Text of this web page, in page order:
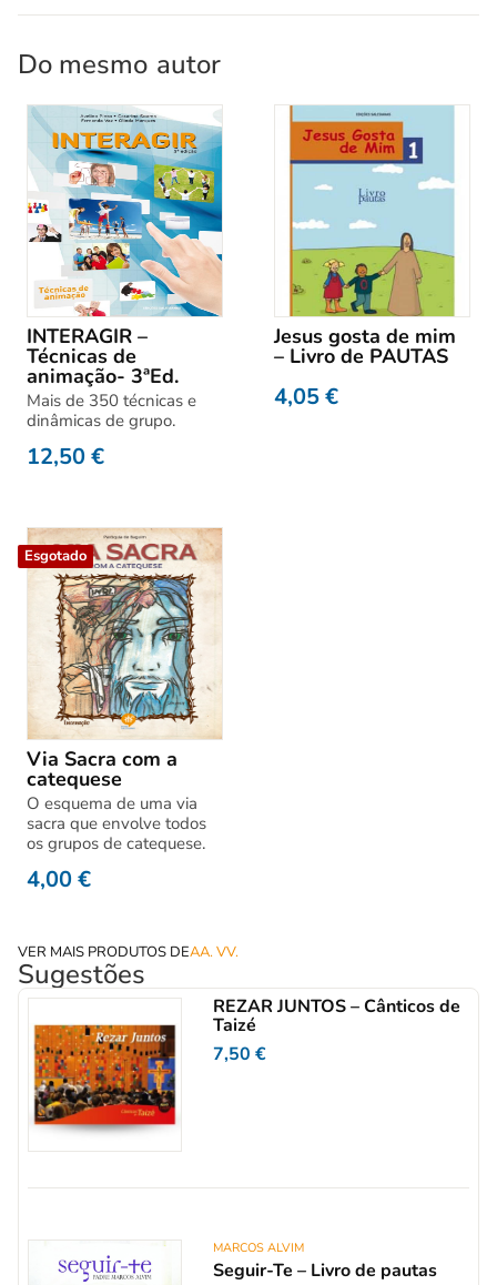
Do mesmo autor
INTERAGIR –
Técnicas de
animação- 3ªEd.
Mais de 350 técnicas e
dinâmicas de grupo.
12,50€
Jesus gosta de mim
– Livro de PAUTAS
4,05€
Esgotado
Via Sacra com a
catequese
O esquema de uma via
sacra que envolve todos
os grupos de catequese.
4,00€
VER MAIS PRODUTOS DEAA. VV.
Sugestões
REZAR JUNTOS – Cânticos de
Taizé
7,50€
MARCOS ALVIM
Seguir-Te – Livro de pautas